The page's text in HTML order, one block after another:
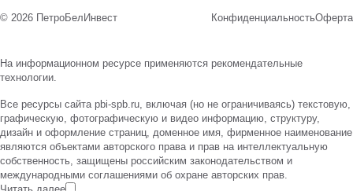
© 2026 ПетроБелИнвест КонфиденциальностьОферта
На информационном ресурсе применяются рекомендательные
технологии.
Все ресурсы сайта pbi-spb.ru, включая (но не ограничиваясь) текстовую,
графическую, фотографическую и видео информацию, структуру,
дизайн и оформление страниц, доменное имя, фирменное наименование
являются объектами авторского права и прав на интеллектуальную
собственность, защищены российским законодательством и
международными соглашениями об охране авторских прав.